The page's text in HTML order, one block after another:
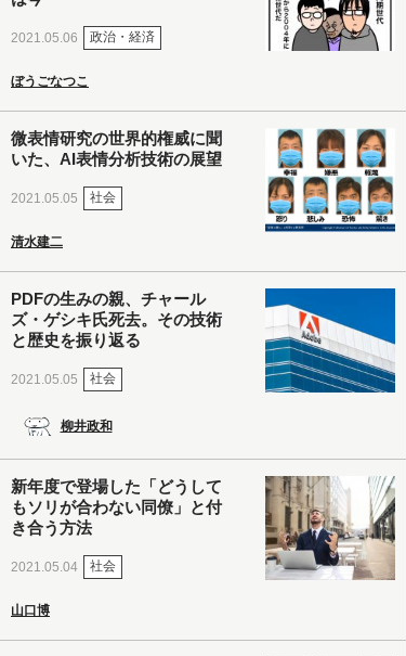
2021.05.06 政治・経済
ぼうごなつこ
微表情研究の世界的権威に聞
いた、AI表情分析技術の展望
2021.05.05 社会
清水建二
PDFの生みの親、チャール
ズ・ゲシキ氏死去。その技術
と歴史を振り返る
2021.05.05 社会
柳井政和
新年度で登場した「どうして
もソリが合わない同僚」と付
き合う方法
2021.05.04 社会
山口博